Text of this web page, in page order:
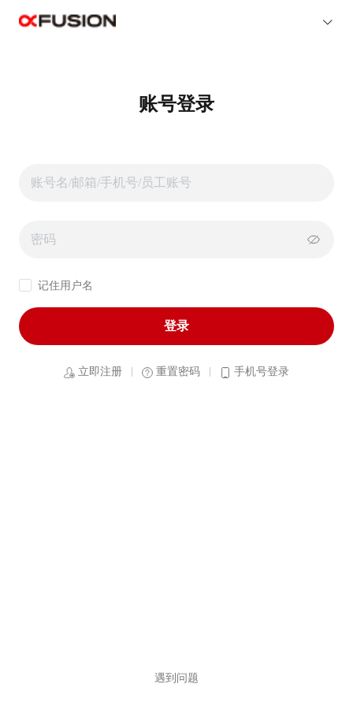
账号登录
记住用户名
登录
立即注册 重置密码 手机号登录
遇到问题